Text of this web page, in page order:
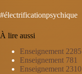
#électrificationpsychique
À lire aussi
Enseignement 2285
Enseignement 781
Enseignement 2310